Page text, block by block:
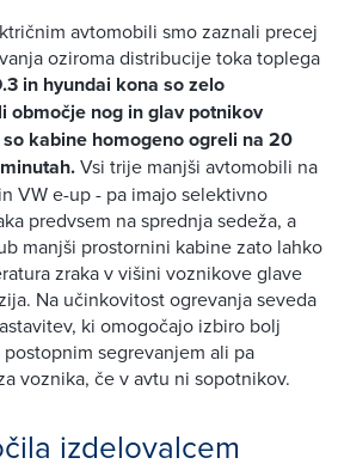
avtomobili smo zaznali precej
oziroma distribucije toka toplega
in hyundai kona so zelo
območje nog in glav potnikov
kabine homogeno ogreli na 20
Vsi trije manjši avtomobili na
VW e-up - pa imajo selektivno
predvsem na sprednja sedeža, a
manjši prostornini kabine zato lahko
zraka v višini voznikove glave
Na učinkovitost ogrevanja seveda
ki omogočajo izbiro bolj
segrevanjem ali pa
voznika, če v avtu ni sopotnikov.
izdelovalcem